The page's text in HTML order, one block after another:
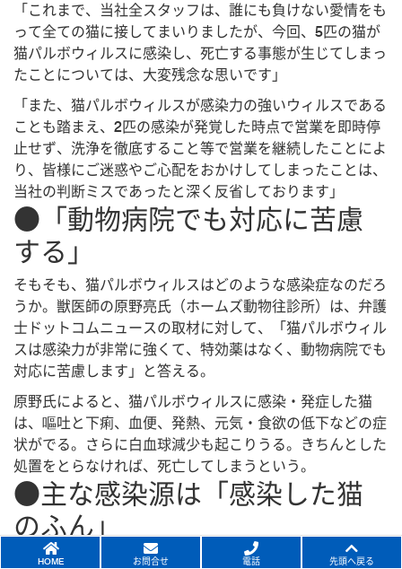
「これまで、当社全スタッフは、誰にも負けない愛情をも
って全ての猫に接してまいりましたが、今回、5匹の猫が
猫パルボウィルスに感染し、死亡する事態が生じてしまっ
たことについては、大変残念な思いです」
「また、猫パルボウィルスが感染力の強いウィルスである
ことも踏まえ、2匹の感染が発覚した時点で営業を即時停
止せず、洗浄を徹底すること等で営業を継続したことによ
り、皆様にご迷惑やご心配をおかけしてしまったことは、
当社の判断ミスであったと深く反省しております」
●「動物病院でも対応に苦慮
する」
そもそも、猫パルボウィルスはどのような感染症なのだろ
うか。獣医師の原野亮氏（ホームズ動物往診所）は、弁護
士ドットコムニュースの取材に対して、「猫パルボウィル
スは感染力が非常に強くて、特効薬はなく、動物病院でも
対応に苦慮します」と答える。
原野氏によると、猫パルボウィルスに感染・発症した猫
は、嘔吐と下痢、血便、発熱、元気・食欲の低下などの症
状がでる。さらに白血球減少も起こりうる。きちんとした
処置をとらなければ、死亡してしまうという。
●主な感染源は「感染した猫
のふん」
ウィルスの主な感染源は、感染した猫のふんだ。下痢など
HOME お問合せ 電話 先頭へ戻る